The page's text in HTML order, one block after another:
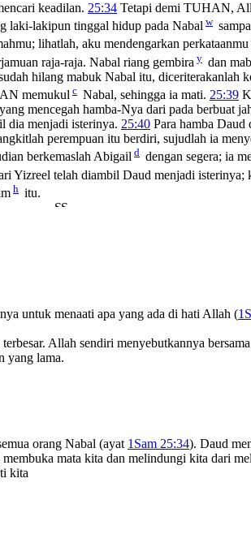
keadilan. 25:34 Tetapi demi TUHAN,
laki-lakipun tinggal hidup pada Nabal w
lihatlah, aku mendengarkan
raja-raja. Nabal riang gembira y dan
hilang mabuk Nabal itu, diceriterakanlah
memukul c Nabal, sehingga ia mati. 25:39
mencegah hamba-Nya dari pada berbuat
dia menjadi isterinya. 25:40 Para hamba
perempuan itu berdiri, sujudlah ia
berkemaslah Abigail d dengan segera; ia
Yizreel telah diambil Daud menjadi isterinya;
h itu.
untuk menaati apa yang ada di hati Allah (
Allah sendiri menyebutkannya
yang lama.
orang Nabal (ayat 1Sam 25:34). Daud
mata kita dan melindungi kita dari
kita